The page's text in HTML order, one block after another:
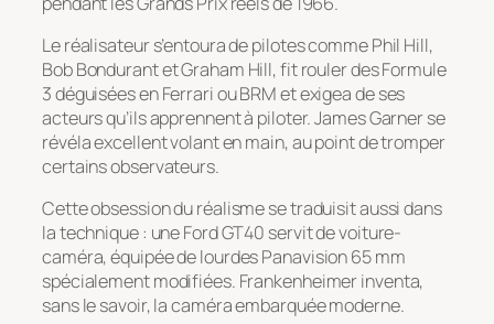
Le réalisateur s’entoura de pilotes comme Phil Hill,
Bob Bondurant et Graham Hill, fit rouler des Formule
3 déguisées en Ferrari ou BRM et exigea de ses
acteurs qu’ils apprennent à piloter. James Garner se
révéla excellent volant en main, au point de tromper
certains observateurs.
Cette obsession du réalisme se traduisit aussi dans
la technique : une Ford GT40 servit de voiture-
caméra, équipée de lourdes Panavision 65 mm
spécialement modifiées. Frankenheimer inventa,
sans le savoir, la caméra embarquée moderne.